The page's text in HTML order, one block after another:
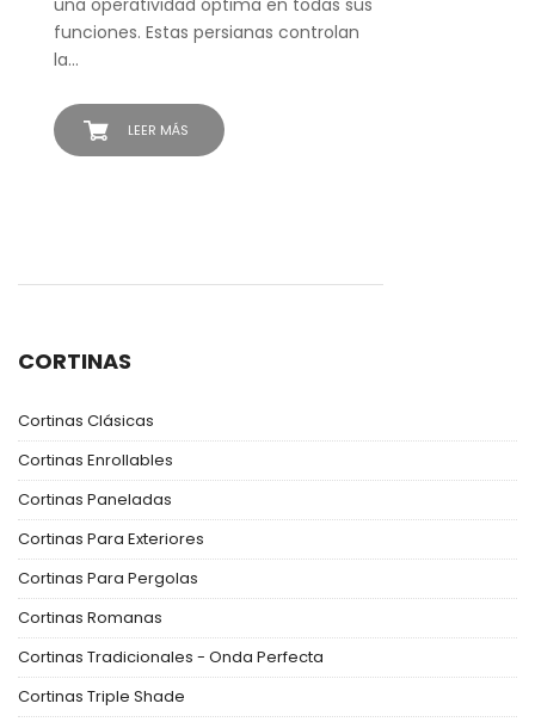
CORTINAS
Cortinas Clásicas
Cortinas Enrollables
Cortinas Paneladas
Cortinas Para Exteriores
Cortinas Para Pergolas
Cortinas Romanas
Cortinas Tradicionales - Onda Perfecta
Cortinas Triple Shade
LEER MÁS
una operatividad óptima en todas sus
funciones. Estas persianas controlan
la…